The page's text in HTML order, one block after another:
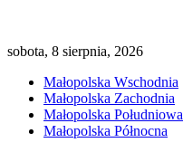
sobota, 8 sierpnia, 2026
Małopolska Wschodnia
Małopolska Zachodnia
Małopolska Południowa
Małopolska Północna